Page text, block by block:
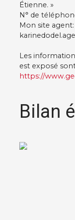
Étienne. »
N° de
Mon site agent:
Les
est exposé
https://
Bilan